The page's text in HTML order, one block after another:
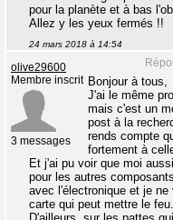
pour la planète et à bas
Allez y les yeux fermés !!
24 mars 2018 à 14:54
olive29600
Membre inscrit
3 messages
Bonjour à tous,
J'ai le même
mais c'est un
post à la
rends compte
fortement à
Et j'ai pu voir que moi
pour les autres
avec l'électronique et je
carte qui peut mettre le feu.